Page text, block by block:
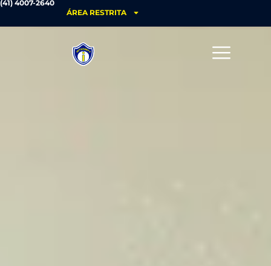
(41) 4007-2640
ÁREA RESTRITA